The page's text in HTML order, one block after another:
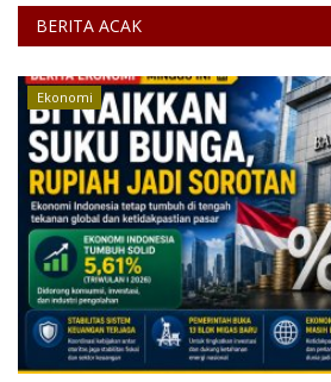
BERITA ACAK
Ekonomi